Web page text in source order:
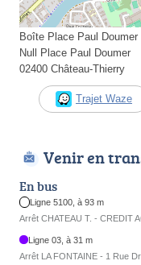
Boîte Place Paul Doumer
Null Place Paul Doumer
02400 Château-Thierry
Trajet Waze
Venir en
En bus
Ligne 5100, à 93 m
Arrêt CHATEAU T. - CREDIT
Ligne 03, à 31 m
Arrêt LA FONTAINE - 1 Rue